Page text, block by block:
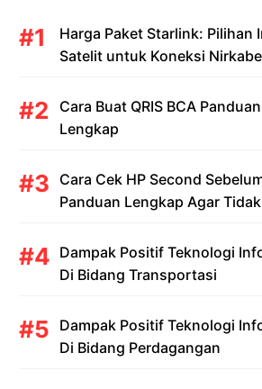
Harga Paket Starlink: Pilihan
Satelit untuk Koneksi
Cara Buat QRIS BCA Panduan
Lengkap
Cara Cek HP Second
Panduan Lengkap Agar
Dampak Positif Teknologi
Di Bidang Transportasi
Dampak Positif Teknologi
Di Bidang Perdagangan